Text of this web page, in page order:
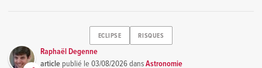
ECLIPSE RISQUES
Raphaël Degenne
article publié le03/08/2026dansAstronomie